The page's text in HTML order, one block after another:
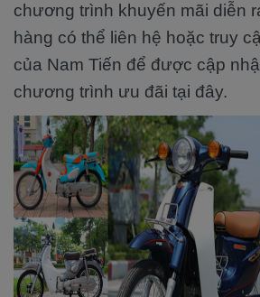
chương trình khuyến mãi diễn
hàng có thể liên hệ hoặc truy
của Nam Tiến để được cập
chương trình ưu đãi tại đây.